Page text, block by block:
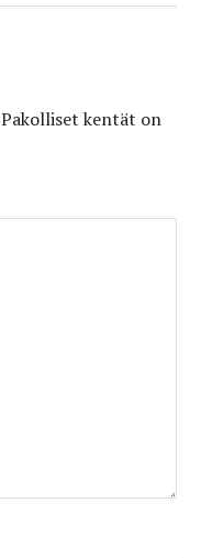
Pakolliset kentät on